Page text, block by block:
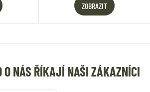
ZOBRAZIT
O NÁS ŘÍKAJÍ NAŠI ZÁKAZNÍCI